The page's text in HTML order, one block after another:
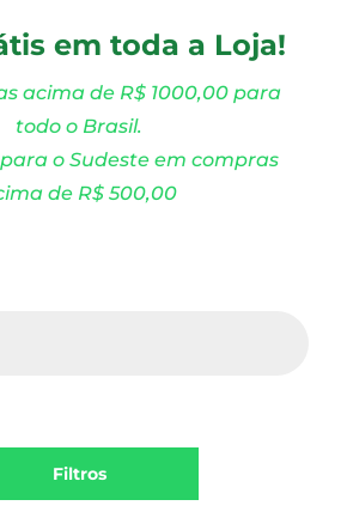
em toda a Loja!
acima de R$ 1000,00 para
todo o Brasil.
o Sudeste em compras
de R$ 500,00
Filtros